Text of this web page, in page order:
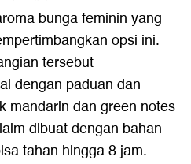
bunga feminin yang
opsi ini.
tersebut
dengan paduan dan
mandarin dan green notes
dibuat dengan bahan
tahan hingga 8 jam.